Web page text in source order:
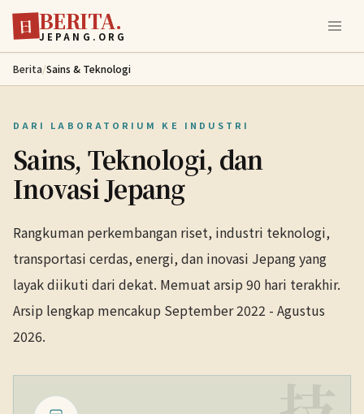
Lewati ke konten utama
日 BERITA.
JEPANG.ORG
Berita/Sains & Teknologi
DARI LABORATORIUM KE INDUSTRI
Sains, Teknologi, dan
Inovasi Jepang
Rangkuman perkembangan riset, industri teknologi,
transportasi cerdas, energi, dan inovasi Jepang yang
layak diikuti dari dekat. Memuat arsip 90 hari terakhir.
Arsip lengkap mencakup September 2022 - Agustus
2026.